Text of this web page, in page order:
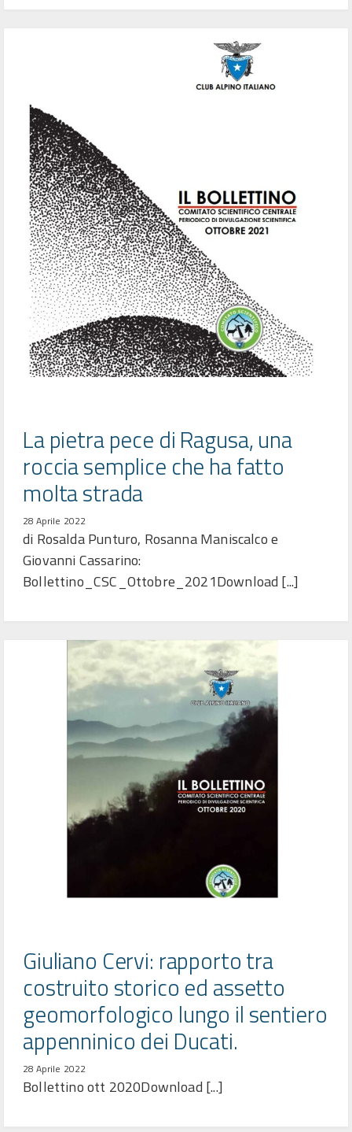
La pietra pece di Ragusa, una
roccia semplice che ha fatto
molta strada
28 Aprile 2022
di Rosalda Punturo, Rosanna Maniscalco e
Giovanni Cassarino:
Bollettino_CSC_Ottobre_2021Download [...]
Giuliano Cervi: rapporto tra
costruito storico ed assetto
geomorfologico lungo il sentiero
appenninico dei Ducati.
28 Aprile 2022
Bollettino ott 2020Download [...]